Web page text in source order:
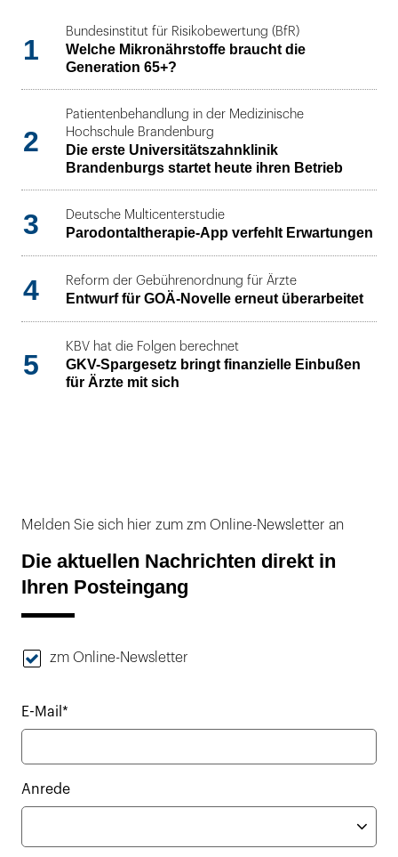
1
Bundesinstitut für Risikobewertung (BfR)
Welche Mikronährstoffe braucht die
Generation 65+?
2
Patientenbehandlung in der Medizinische
Hochschule Brandenburg
Die erste Universitätszahnklinik
Brandenburgs startet heute ihren Betrieb
3 Deutsche Multicenterstudie
Parodontaltherapie-App verfehlt Erwartungen
4 Reform der Gebührenordnung für Ärzte
Entwurf für GOÄ-Novelle erneut überarbeitet
5
KBV hat die Folgen berechnet
GKV-Spargesetz bringt finanzielle Einbußen
für Ärzte mit sich
Melden Sie sich hier zum zm Online-Newsletter an
Die aktuellen Nachrichten direkt in
Ihren Posteingang
zm Online-Newsletter
E-Mail*
Anrede